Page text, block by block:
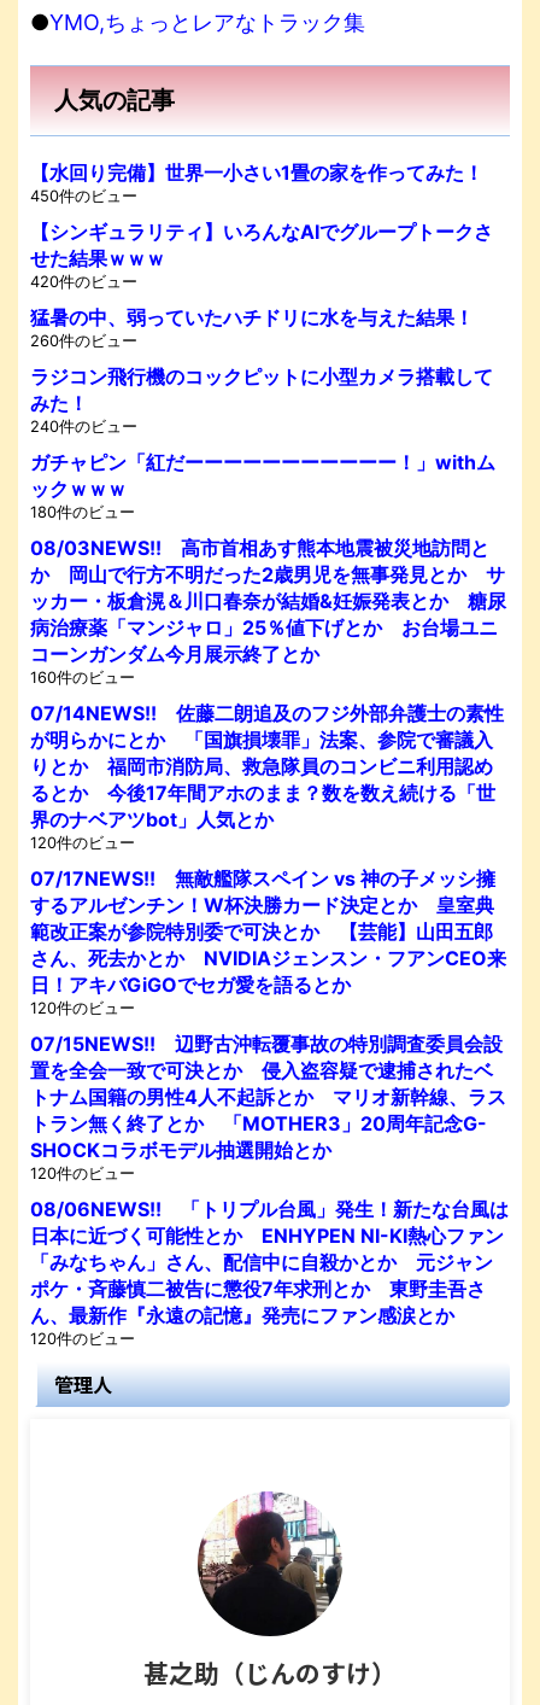
●YMO,ちょっとレアなトラック集
人気の記事
【水回り完備】世界一小さい1畳の家を作ってみた！
450件のビュー
【シンギュラリティ】いろんなAIでグループトークさ
せた結果ｗｗｗ
420件のビュー
猛暑の中、弱っていたハチドリに水を与えた結果！
260件のビュー
ラジコン飛行機のコックピットに小型カメラ搭載して
みた！
240件のビュー
ガチャピン「紅だーーーーーーーーーーー！」withム
ックｗｗｗ
180件のビュー
08/03NEWS!! 高市首相あす熊本地震被災地訪問と
か 岡山で行方不明だった2歳男児を無事発見とか サ
ッカー・板倉滉＆川口春奈が結婚&妊娠発表とか 糖尿
病治療薬「マンジャロ」25％値下げとか お台場ユニ
コーンガンダム今月展示終了とか
160件のビュー
07/14NEWS!! 佐藤二朗追及のフジ外部弁護士の素性
が明らかにとか 「国旗損壊罪」法案、参院で審議入
りとか 福岡市消防局、救急隊員のコンビニ利用認め
るとか 今後17年間アホのまま？数を数え続ける「世
界のナベアツbot」人気とか
120件のビュー
07/17NEWS!! 無敵艦隊スペイン vs 神の子メッシ擁
するアルゼンチン！W杯決勝カード決定とか 皇室典
範改正案が参院特別委で可決とか 【芸能】山田五郎
さん、死去かとか NVIDIAジェンスン・フアンCEO来
日！アキバGiGOでセガ愛を語るとか
120件のビュー
07/15NEWS!! 辺野古沖転覆事故の特別調査委員会設
置を全会一致で可決とか 侵入盗容疑で逮捕されたベ
トナム国籍の男性4人不起訴とか マリオ新幹線、ラス
トラン無く終了とか 「MOTHER3」20周年記念G-
SHOCKコラボモデル抽選開始とか
120件のビュー
08/06NEWS!! 「トリプル台風」発生！新たな台風は
日本に近づく可能性とか ENHYPEN NI-KI熱心ファン
「みなちゃん」さん、配信中に自殺かとか 元ジャン
ポケ・斉藤慎二被告に懲役7年求刑とか 東野圭吾さ
ん、最新作『永遠の記憶』発売にファン感涙とか
120件のビュー
管理人
甚之助（じんのすけ）